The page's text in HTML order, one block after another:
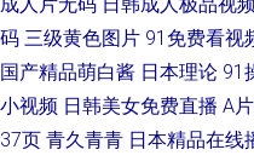
码 三级黄色图片 91免费看视
国产精品萌白酱 日本理论 91
小视频 日韩美女免费直播 A
37页 青久青青 日本精品在线